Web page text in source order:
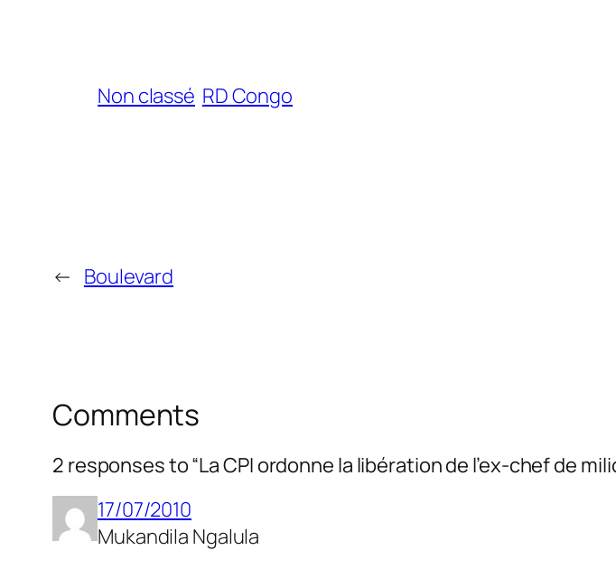
Non classé RD Congo
← Boulevard
Comments
2 responses to “La CPI ordonne la libération de l’ex-chef de
17/07/2010
Mukandila Ngalula